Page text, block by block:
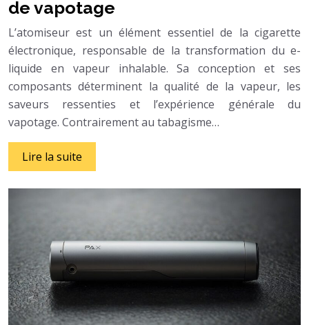
de vapotage
L’atomiseur est un élément essentiel de la cigarette
électronique, responsable de la transformation du e-
liquide en vapeur inhalable. Sa conception et ses
composants déterminent la qualité de la vapeur, les
saveurs ressenties et l’expérience générale du
vapotage. Contrairement au tabagisme…
Lire la suite